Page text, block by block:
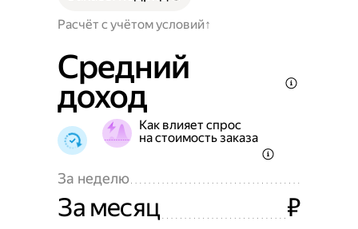
Расчёт с учётом условий
Средний
доход
Как влияет спрос
на стоимость заказа
За неделю
За месяц ₽